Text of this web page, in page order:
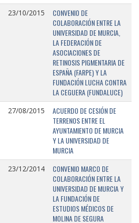
23/10/2015
CONVENIO DE
COLABORACIÓN ENTRE LA
UNIVERSIDAD DE MURCIA,
LA FEDERACIÓN DE
ASOCIACIONES DE
RETINOSIS PIGMENTARIA DE
ESPAÑA (FARPE) Y LA
FUNDACIÓN LUCHA CONTRA
LA CEGUERA (FUNDALUCE)
27/08/2015
ACUERDO DE CESIÓN DE
TERRENOS ENTRE EL
AYUNTAMIENTO DE MURCIA
Y LA UNIVERSIDAD DE
MURCIA
23/12/2014
CONVENIO MARCO DE
COLABORACIÓN ENTRE LA
UNIVERSIDAD DE MURCIA Y
LA FUNDACIÓN DE
ESTUDIOS MÉDICOS DE
MOLINA DE SEGURA